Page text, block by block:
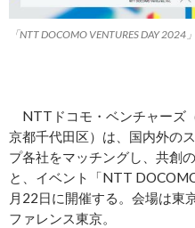
「NTT DOCOMO VENTURES DAY 2024」
NTTドコモ・ベンチャーズ
京都千代田区）は、国内外の
プ各社をマッチングし、共創
と、イベント「NTT
月22日に開催する。会場は東
ファレンス東京。